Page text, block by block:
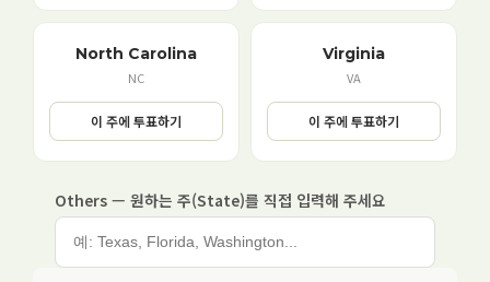
North Carolina
NC
이 주에 투표하기
Virginia
VA
이 주에 투표하기
Others — 원하는 주(State)를 직접 입력해 주세요